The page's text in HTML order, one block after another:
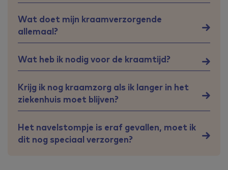
Wat doet mijn kraamverzorgende
allemaal?
Wat heb ik nodig voor de kraamtijd?
Krijg ik nog kraamzorg als ik langer in het
ziekenhuis moet blijven?
Het navelstompje is eraf gevallen, moet ik
dit nog speciaal verzorgen?